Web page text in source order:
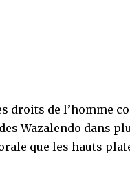
droits de l’homme
Wazalendo dans
que les hauts